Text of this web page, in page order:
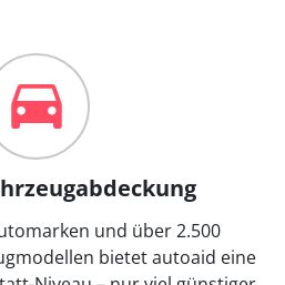
und über 2.500
bietet autoaid eine